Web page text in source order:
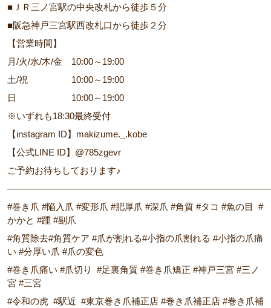
■ＪＲ三ノ宮駅の中央改札から徒歩５分
■阪急神戸三宮駅西改札口から徒歩２分
【営業時間】
月/火/水/木/金 10:00～19:00
土/祝 10:00～19:00
日 10:00～19:00
※いずれも18:30最終受付
【instagram ID】makizume._.kobe
【公式LINE ID】@785zgevr
ご予約お待ちしております♪
#巻き爪 #陥入爪 #変形爪 #肥厚爪 #深爪 #角質 #タコ #魚の目 #
かかと #踵 #副爪
#角質除去#角質ケア #爪が割れる#小指の爪割れる #小指の爪痛
い #分厚い爪 #爪の変色
#巻き爪痛い #爪切り #足裏角質 #巻き爪矯正 #神戸三宮 #三ノ
宮 #三宮
#令和の虎 #駅近 #東京巻き爪補正店 #巻き爪補正店 #巻き爪補